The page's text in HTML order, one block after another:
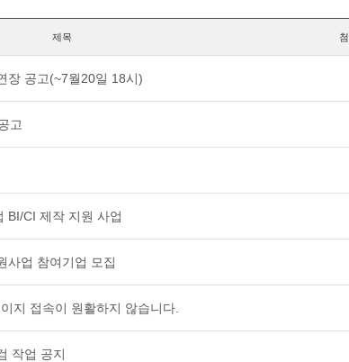
제목
장 공고(~7월20일 18시)
고
BI/CI 제작 지원 사업
사업 참여기업 모집
지 접속이 원활하지 않습니다.
작업 공지